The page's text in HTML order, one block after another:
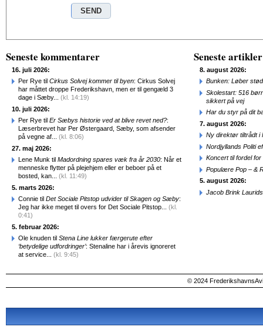
Seneste kommentarer
16. juli 2026:
Per Rye til Cirkus Solvej kommer til byen: Cirkus Solvej
har måttet droppe Frederikshavn, men er til gengæld 3
dage i Sæby... (kl. 14:19)
10. juli 2026:
Per Rye til Er Sæbys historie ved at blive revet ned?:
Læserbrevet har Per Østergaard, Sæby, som afsender
på vegne af... (kl. 8:06)
27. maj 2026:
Lene Munk til Madordning spares væk fra år 2030: Når et
menneske flytter på plejehjem eller er beboer på et
bosted, kan... (kl. 11:49)
5. marts 2026:
Connie til Det Sociale Pitstop udvider til Skagen og Sæby:
Jeg har ikke meget til overs for Det Sociale Pitstop... (kl.
0:41)
5. februar 2026:
Ole knuden til Stena Line lukker færgerute efter
‘betydelige udfordringer’: Stenaline har i årevis ignoreret
at service... (kl. 9:45)
Seneste artikler
8. august 2026:
Bunken: Løber
Skolestart: 516
sikkert på vej
Har du styr på dit
7. august 2026:
Ny direktør tiltrådt i
Nordjyllands Politi
Koncert til fordel
Populære Pop – &
5. august 2026:
Jacob Brink
© 2024